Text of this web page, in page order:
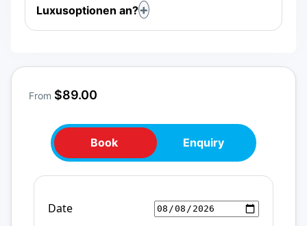
Luxusoptionen an?
From $89.00
Book Enquiry
Date